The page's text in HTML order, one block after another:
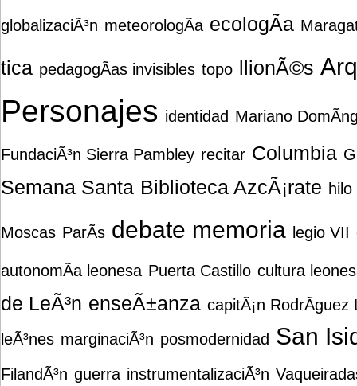
globalizaciÃ³n meteorologÃ­a ecologÃ­a
tica pedagogÃ­as invisibles topo llionÃ©s
Personajes identidad Mariano
FundaciÃ³n Sierra Pambley recitar Columbia
Semana Santa Biblioteca AzcÃ¡rate hilo
Moscas ParÃ­s debate memoria legio VII
autonomÃ­a leonesa Puerta Castillo cultura
de LeÃ³n enseÃ±anza capitÃ¡n RodrÃ­guez
leÃ³nes marginaciÃ³n posmodernidad San
FilandÃ³n guerra instrumentalizaciÃ³n